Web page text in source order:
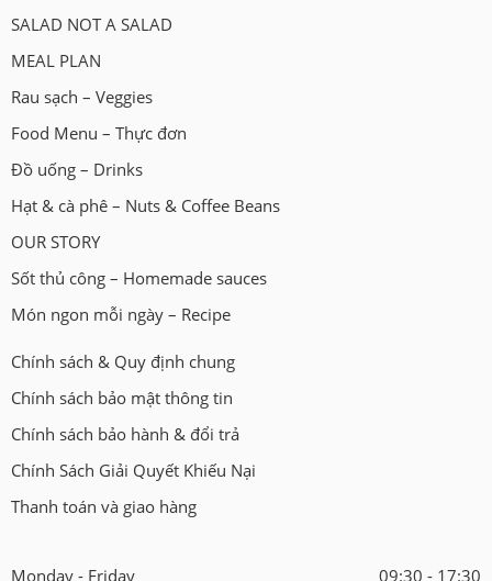
SALAD NOT A SALAD
MEAL PLAN
Rau sạch – Veggies
Food Menu – Thực đơn
Đồ uống – Drinks
Hạt & cà phê – Nuts & Coffee Beans
OUR STORY
Sốt thủ công – Homemade sauces
Món ngon mỗi ngày – Recipe
Chính sách & Quy định chung
Chính sách bảo mật thông tin
Chính sách bảo hành & đổi trả
Chính Sách Giải Quyết Khiếu Nại
Thanh toán và giao hàng
Monday - Friday 09:30 - 17:30